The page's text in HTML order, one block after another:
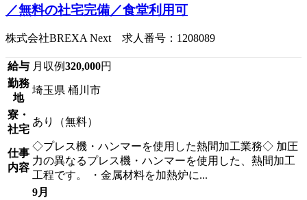
／無料の社宅完備／食堂利用可
株式会社BREXA Next 求人番号：1208089
給与 月収例320,000円
勤務
地
埼玉県 桶川市
寮・
社宅
あり（無料）
仕事
内容
◇プレス機・ハンマーを使用した熱間加工業務◇ 加圧
力の異なるプレス機・ハンマーを使用した、熱間加工
工程です。 ・金属材料を加熱炉に...
9月